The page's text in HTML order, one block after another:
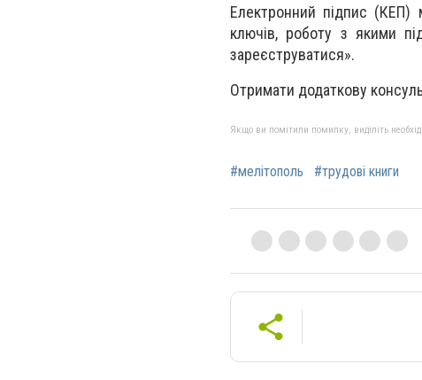
Електронний підпис (КЕП)
ключів, роботу з якими
зареєструватися».
Отримати додаткову
Якщо ви помітили помилку, виділіть
#мелітополь #трудові книги